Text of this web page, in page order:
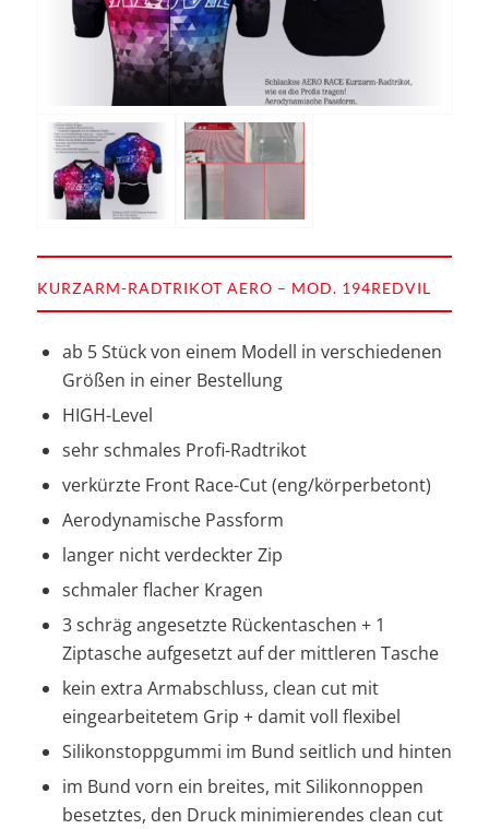
KURZARM-RADTRIKOT AERO – MOD. 194REDVIL
ab 5 Stück von einem Modell in verschiedenen
Größen in einer Bestellung
HIGH-Level
sehr schmales Profi-Radtrikot
verkürzte Front Race-Cut (eng/körperbetont)
Aerodynamische Passform
langer nicht verdeckter Zip
schmaler flacher Kragen
3 schräg angesetzte Rückentaschen + 1
Ziptasche aufgesetzt auf der mittleren Tasche
kein extra Armabschluss, clean cut mit
eingearbeitetem Grip + damit voll flexibel
Silikonstoppgummi im Bund seitlich und hinten
im Bund vorn ein breites, mit Silikonnoppen
besetztes, den Druck minimierendes clean cut